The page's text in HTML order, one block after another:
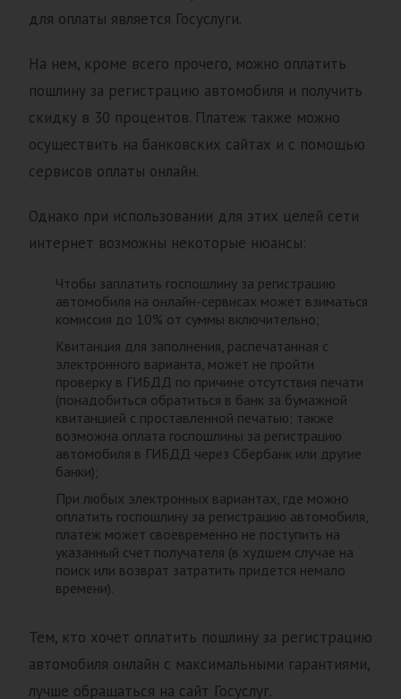
для оплаты является Госуслуги.
На нем, кроме всего прочего, можно оплатить
пошлину за регистрацию автомобиля и получить
скидку в 30 процентов. Платеж также можно
осуществить на банковских сайтах и с помощью
сервисов оплаты онлайн.
Однако при использовании для этих целей сети
интернет возможны некоторые нюансы:
Чтобы заплатить госпошлину за регистрацию
автомобиля на онлайн-сервисах может взиматься
комиссия до 10% от суммы включительно;
Квитанция для заполнения, распечатанная с
электронного варианта, может не пройти
проверку в ГИБДД по причине отсутствия печати
(понадобиться обратиться в банк за бумажной
квитанцией с проставленной печатью; также
возможна оплата госпошлины за регистрацию
автомобиля в ГИБДД через Сбербанк или другие
банки);
При любых электронных вариантах, где можно
оплатить госпошлину за регистрацию автомобиля,
платеж может своевременно не поступить на
указанный счет получателя (в худшем случае на
поиск или возврат затратить придется немало
времени).
Тем, кто хочет оплатить пошлину за регистрацию
автомобиля онлайн с максимальными гарантиями,
лучше обращаться на сайт Госуслуг.